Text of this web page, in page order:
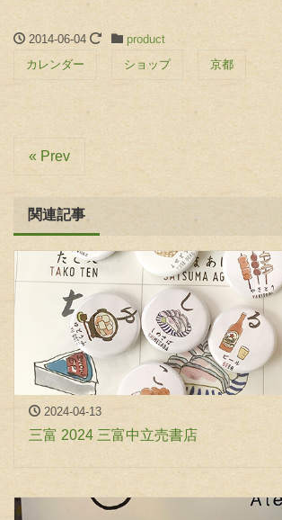
2014-06-04
product
カレンダー
ショップ 京都
« Prev
関連記事
2024-04-13
三富 2024 三富中立売書店